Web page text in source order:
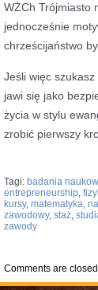
WŻCh Trójmiasto
jednocześnie
chrześcijaństwo
Jeśli więc
jawi się jako
życia w stylu
zrobić pierwszy
Tagi: badania
entrepreneurship,
kursy, matematyka,
zawodowy, staż,
zawody
Comments are